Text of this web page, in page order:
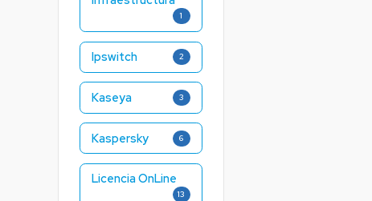
1
Ipswitch 2
Kaseya 3
Kaspersky 6
Licencia OnLine
13